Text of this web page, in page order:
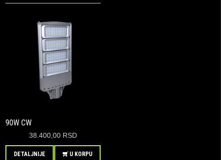
90W CW
38.400,00 RSD
DETALJNIJE U KORPU